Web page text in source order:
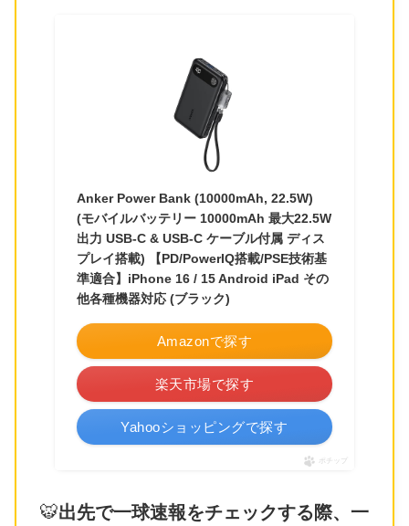
Anker Power Bank (10000mAh, 22.5W)
(モバイルバッテリー 10000mAh 最大22.5W
出力 USB-C & USB-C ケーブル付属 ディス
プレイ搭載) 【PD/PowerIQ搭載/PSE技術基
準適合】iPhone 16 / 15 Android iPad その
他各種機器対応 (ブラック)
Amazonで探す
楽天市場で探す
Yahooショッピングで探す
ポチップ
🐯出先で一球速報をチェックする際、一